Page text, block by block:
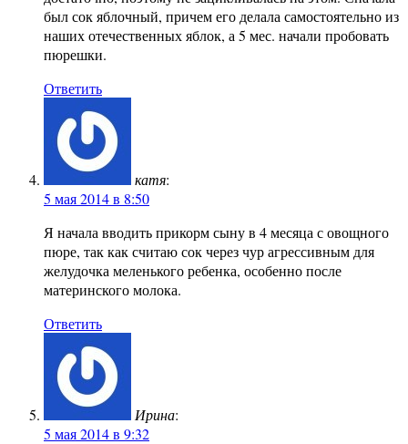
был сок яблочный, причем его делала самостоятельно из
наших отечественных яблок, а 5 мес. начали пробовать
пюрешки.
Ответить
катя:
5 мая 2014 в 8:50
Я начала вводить прикорм сыну в 4 месяца с овощного
пюре, так как считаю сок через чур агрессивным для
желудочка меленького ребенка, особенно после
материнского молока.
Ответить
Ирина:
5 мая 2014 в 9:32